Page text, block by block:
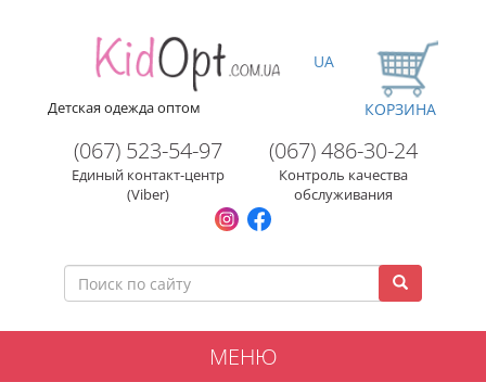
Детская одежда оптом
(067) 523-54-97
Единый контакт-центр
(Viber)
(067) 486-30-24
Контроль качества
обслуживания
UA
КОРЗИНА
МЕНЮ